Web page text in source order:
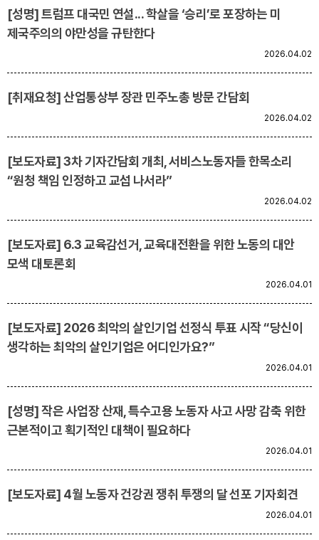
[성명] 트럼프 대국민 연설... 학살을 ‘승리’로 포장하는 미
제국주의의 야만성을 규탄한다
2026.04.02
[취재요청] 산업통상부 장관 민주노총 방문 간담회
2026.04.02
[보도자료] 3차 기자간담회 개최, 서비스노동자들 한목소리
“원청 책임 인정하고 교섭 나서라”
2026.04.02
[보도자료] 6.3 교육감선거, 교육대전환을 위한 노동의 대안
모색 대토론회
2026.04.01
[보도자료] 2026 최악의 살인기업 선정식 투표 시작 “당신이
생각하는 최악의 살인기업은 어디인가요?”
2026.04.01
[성명] 작은 사업장 산재, 특수고용 노동자 사고 사망 감축 위한
근본적이고 획기적인 대책이 필요하다
2026.04.01
[보도자료] 4월 노동자 건강권 쟁취 투쟁의 달 선포 기자회견
2026.04.01